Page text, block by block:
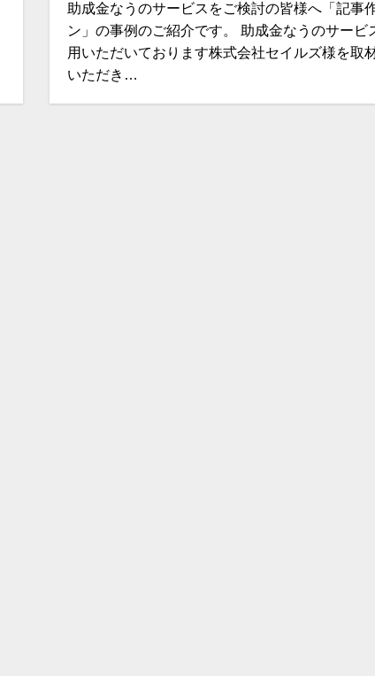
助成金なうのサービスをご検討の皆様へ「記事
ン」の事例のご紹介です。 助成金なうのサービ
用いただいております株式会社セイルズ様を取
いただき…